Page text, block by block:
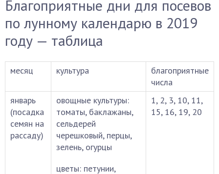
Благоприятные дни для посевов
по лунному календарю в 2019
году — таблица
месяц культура
благоприятные
числа
январь
(посадка
семян на
рассаду)
овощные культуры:
томаты, баклажаны,
сельдерей
черешковый, перцы,
зелень, огурцы
цветы: петунии,
1, 2, 3, 10, 11,
15, 16, 19, 20